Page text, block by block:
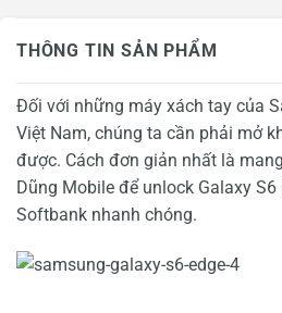
THÔNG TIN SẢN PHẨM
Đối với những máy xách tay của
Việt Nam, chúng ta cần phải mở
được. Cách đơn giản nhất là
Dũng Mobile để unlock Galaxy
Softbank nhanh chóng.